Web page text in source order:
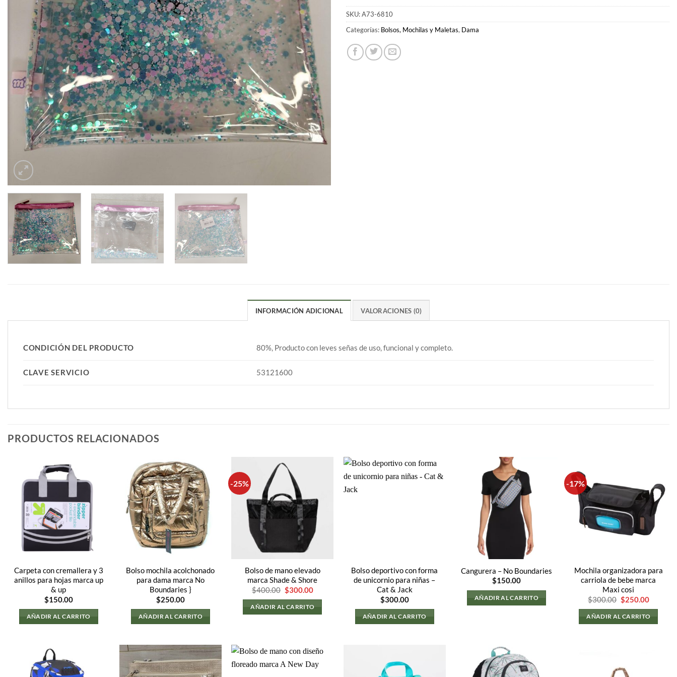
SKU:A73-6810
Categorías: Bolsos, Mochilas y Maletas, Dama
INFORMACIÓN ADICIONAL VALORACIONES (0)
CONDICIÓN DEL PRODUCTO 80%, Producto con leves señas de uso, funcional y completo.
CLAVE SERVICIO 53121600
PRODUCTOS RELACIONADOS
Carpeta con cremallera y 3
anillos para hojas marca up
& up
$150.00
AÑADIR AL CARRITO
Bolso mochila acolchonado
para dama marca No
Boundaries }
$250.00
AÑADIR AL CARRITO
-25%
Bolso de mano elevado
marca Shade & Shore
$400.00 El
precio
original
era:
$300.00El
actual
es:
AÑADIR AL CARRITO
Bolso deportivo con forma
de unicornio para niñas –
Cat & Jack
$300.00
AÑADIR AL CARRITO
Cangurera – No Boundaries
$150.00
AÑADIR AL CARRITO
-17%
Mochila organizadora para
carriola de bebe marca
Maxi cosi
$300.00 El
precio
original
era:
$250.00El
actual
es:
AÑADIR AL CARRITO